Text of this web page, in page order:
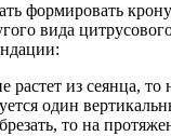
формировать
вида
растет из сеянца, то
один
то на